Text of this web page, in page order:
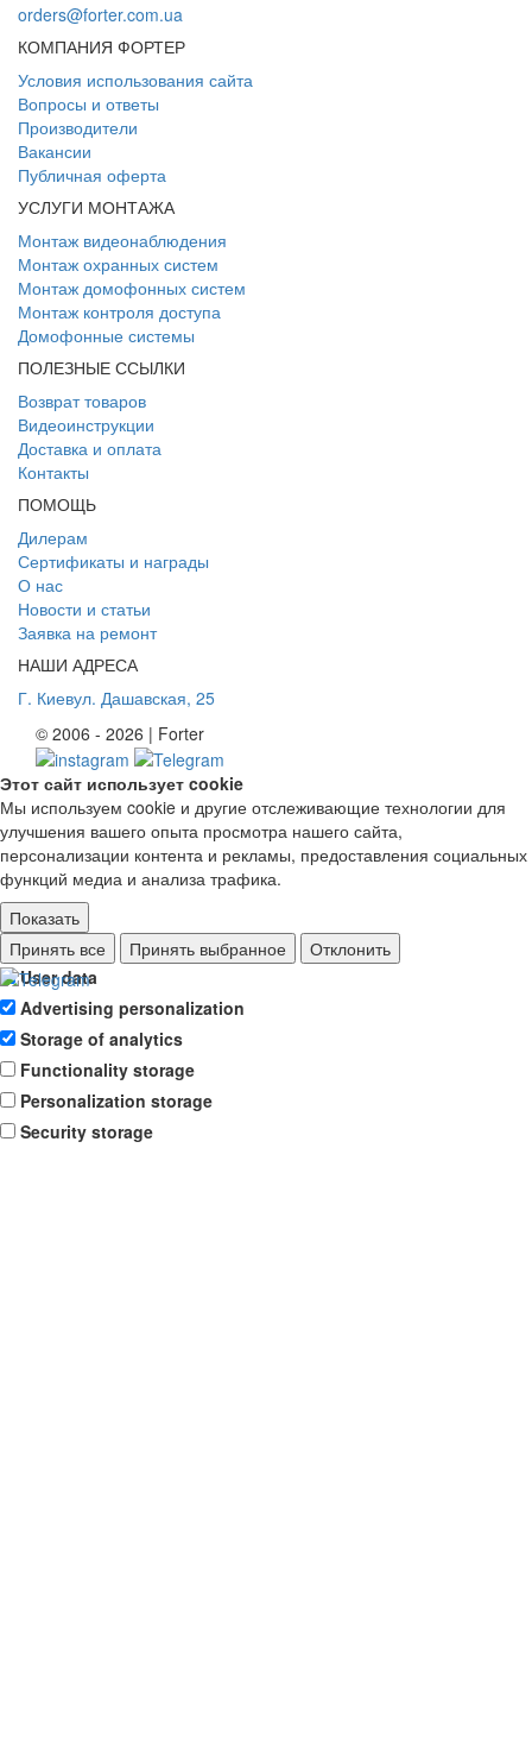
orders@forter.com.ua
КОМПАНИЯ ФОРТЕР
Условия использования сайта
Вопросы и ответы
Производители
Вакансии
Публичная оферта
УСЛУГИ МОНТАЖА
Монтаж видеонаблюдения
Монтаж охранных систем
Монтаж домофонных систем
Монтаж контроля доступа
Домофонные системы
ПОЛЕЗНЫЕ ССЫЛКИ
Возврат товаров
Видеоинструкции
Доставка и оплата
Контакты
ПОМОЩЬ
Дилерам
Сертификаты и награды
О нас
Новости и статьи
Заявка на ремонт
НАШИ АДРЕСА
Г. Киевул. Дашавская, 25
© 2006 - 2026 | Forter
Этот сайт использует cookie
Мы используем cookie и другие отслеживающие технологии для
улучшения вашего опыта просмотра нашего сайта,
персонализации контента и рекламы, предоставления социальных
функций медиа и анализа трафика.
Показать
Ad storage
User data
Advertising personalization
Storage of analytics
Functionality storage
Personalization storage
Security storage
Принять все Принять выбранное Отклонить